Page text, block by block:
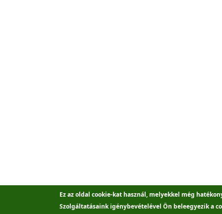
Ez az oldal cookie-kat használ, melyekkel még
Szolgáltatásaink igénybevételével Ön beleegyezik a